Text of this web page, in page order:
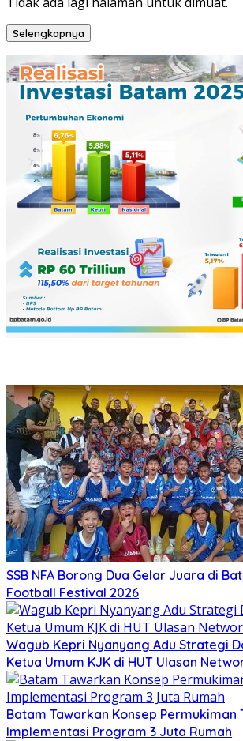
Selengkapnya
SSB NFA Borong Dua Gelar Juara di
Football Festival 2026
Wagub Kepri Nyanyang Adu Strategi
Ketua Umum KJK di HUT Ulasan
Batam Tawarkan Konsep Permukiman
Implementasi Program 3 Juta Rumah